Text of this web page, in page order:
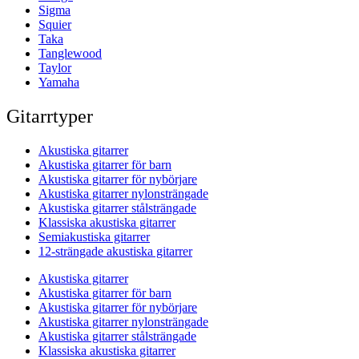
Sigma
Squier
Taka
Tanglewood
Taylor
Yamaha
Gitarrtyper
Akustiska gitarrer
Akustiska gitarrer för barn
Akustiska gitarrer för nybörjare
Akustiska gitarrer nylonsträngade
Akustiska gitarrer stålsträngade
Klassiska akustiska gitarrer
Semiakustiska gitarrer
12-strängade akustiska gitarrer
Akustiska gitarrer
Akustiska gitarrer för barn
Akustiska gitarrer för nybörjare
Akustiska gitarrer nylonsträngade
Akustiska gitarrer stålsträngade
Klassiska akustiska gitarrer